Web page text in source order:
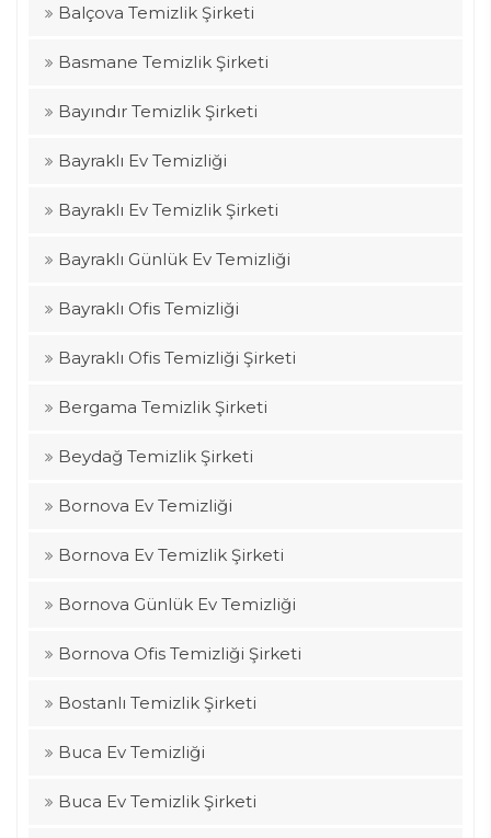
Balçova Temizlik Şirketi
Basmane Temizlik Şirketi
Bayındır Temizlik Şirketi
Bayraklı Ev Temizliği
Bayraklı Ev Temizlik Şirketi
Bayraklı Günlük Ev Temizliği
Bayraklı Ofis Temizliği
Bayraklı Ofis Temizliği Şirketi
Bergama Temizlik Şirketi
Beydağ Temizlik Şirketi
Bornova Ev Temizliği
Bornova Ev Temizlik Şirketi
Bornova Günlük Ev Temizliği
Bornova Ofis Temizliği Şirketi
Bostanlı Temizlik Şirketi
Buca Ev Temizliği
Buca Ev Temizlik Şirketi